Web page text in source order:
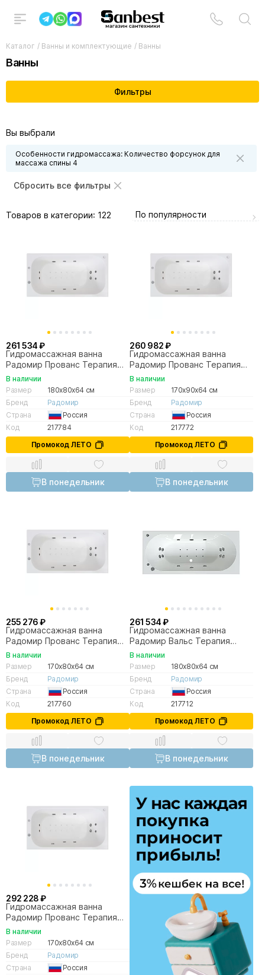
Каталог / Ванны и комплектующие / Ванны
Ванны
Фильтры
Вы выбрали
Особенности гидромассажа: Количество форсунок для
массажа спины 4
Сбросить все фильтры
Товаров в категории: 122 По популярности
261 534 ₽
Гидромассажная ванна
Радомир Прованс Терапия
180х80 хром
В наличии
Размер
180x80x64 см
Бренд
Радомир
Страна
Россия
Код
217784
Промокод ЛЕТО
В понедельник
260 982 ₽
Гидромассажная ванна
Радомир Прованс Терапия
170х90 хром
В наличии
Размер
170x90x64 см
Бренд
Радомир
Страна
Россия
Код
217772
Промокод ЛЕТО
В понедельник
255 276 ₽
Гидромассажная ванна
Радомир Прованс Терапия
170х80 хром
В наличии
Размер
170x80x64 см
Бренд
Радомир
Страна
Россия
Код
217760
Промокод ЛЕТО
В понедельник
261 534 ₽
Гидромассажная ванна
Радомир Вальс Терапия
180х80 хром
В наличии
Размер
180x80x64 см
Бренд
Радомир
Страна
Россия
Код
217712
Промокод ЛЕТО
В понедельник
292 228 ₽
Гидромассажная ванна
Радомир Прованс Терапия
170х80 бронза
В наличии
Размер
170x80x64 см
Бренд
Радомир
Страна
Россия